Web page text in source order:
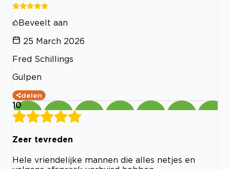
Beveelt aan
25 March 2026
Fred Schillings
Gulpen
delen
10
Zeer tevreden
Hele vriendelijke mannen die alles netjes en